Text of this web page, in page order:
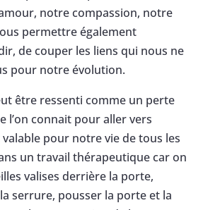
notre compassion, notre
permettre également
de couper les liens qui nous ne
pour notre évolution.
être ressenti comme un perte
l’on connait pour aller vers
pour notre vie de tous les
un travail thérapeutique car on
valises derrière la porte,
serrure, pousser la porte et la